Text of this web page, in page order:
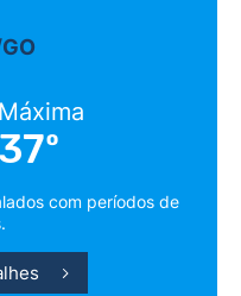
Máxima
37º
com períodos de